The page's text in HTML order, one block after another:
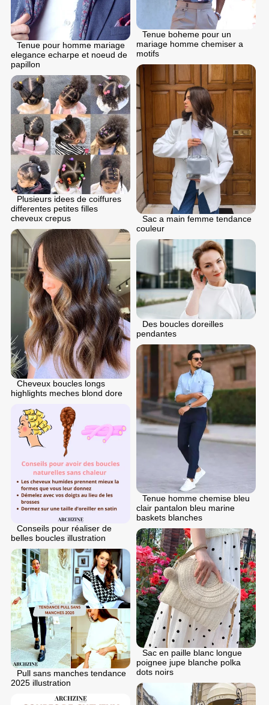
Tenue pour homme mariage
elegance echarpe et noeud de
papillon
Tenue boheme pour un
mariage homme chemiser a
motifs
Sac a main femme tendance
couleur
Plusieurs idees de coiffures
differentes petites filles
cheveux crepus
Cheveux boucles longs
highlights meches blond dore
Des boucles doreilles
pendantes
Tenue homme chemise bleu
clair pantalon bleu marine
baskets blanches
Conseils pour réaliser de
belles boucles illustration
Sac en paille blanc longue
poignee jupe blanche polka
dots noirs
Pull sans manches tendance
2025 illustration